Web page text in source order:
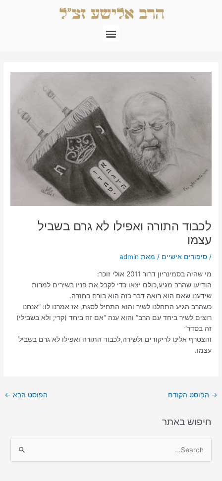
תפריט
לכבוד התורה ואפילו לא גרם בשביל
עצמו
/סיפורים אישיים / מאת admin
מי שהיה בסמינריון דרור 2011 אולי זוכר:
הודיעו שהרב מגיע,כולם יצאו כדי לקבל את פניו בשירים למרות
שידענו שאם הוא רואה דבר כזה הוא בורח בחזרה.
כשהרב הגיע התחלנו לשיר והוא התחיל לסגת, אז אמרנו לו: “אנחנו
רוצים לשיר ביחד עם הרב” והוא ענה “אם זה ביחד (קרי; ולא בשבילי)
זה בסדר”
והצטרף אלינו לריקודים ולשירה,לכבוד התורה ואפילו לא גרם בשביל
עצמו.
→ הפוסט הקודם הפוסט הבא ←
חיפוש באתר